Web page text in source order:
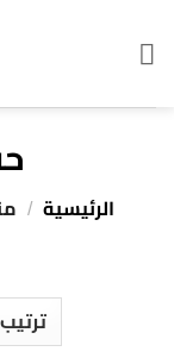
للمحتوى
الرئيسية /